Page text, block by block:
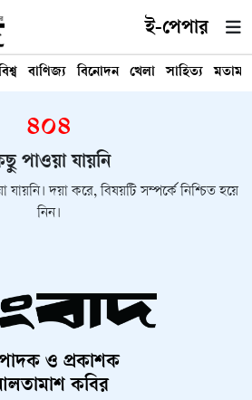
ই-পেপার
বাণিজ্য বিনোদন খেলা সাহিত্য মতামত
৪০৪
পাওয়া যায়নি
দয়া করে, বিষয়টি সম্পর্কে নিশ্চিত হয়ে
নিন।
ও প্রকাশক
কবির